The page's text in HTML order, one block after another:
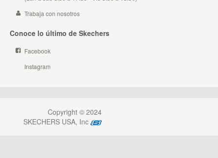
Trabaja con nosotros
Conoce lo último de Skechers
Facebook
Instagram
Copyright © 2024
SKECHERS USA, Inc